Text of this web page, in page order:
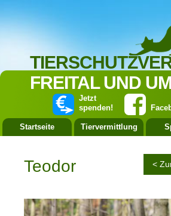
FREITAL UND
Jetzt
spenden!
Startseite Tiervermittlung
Teodor <